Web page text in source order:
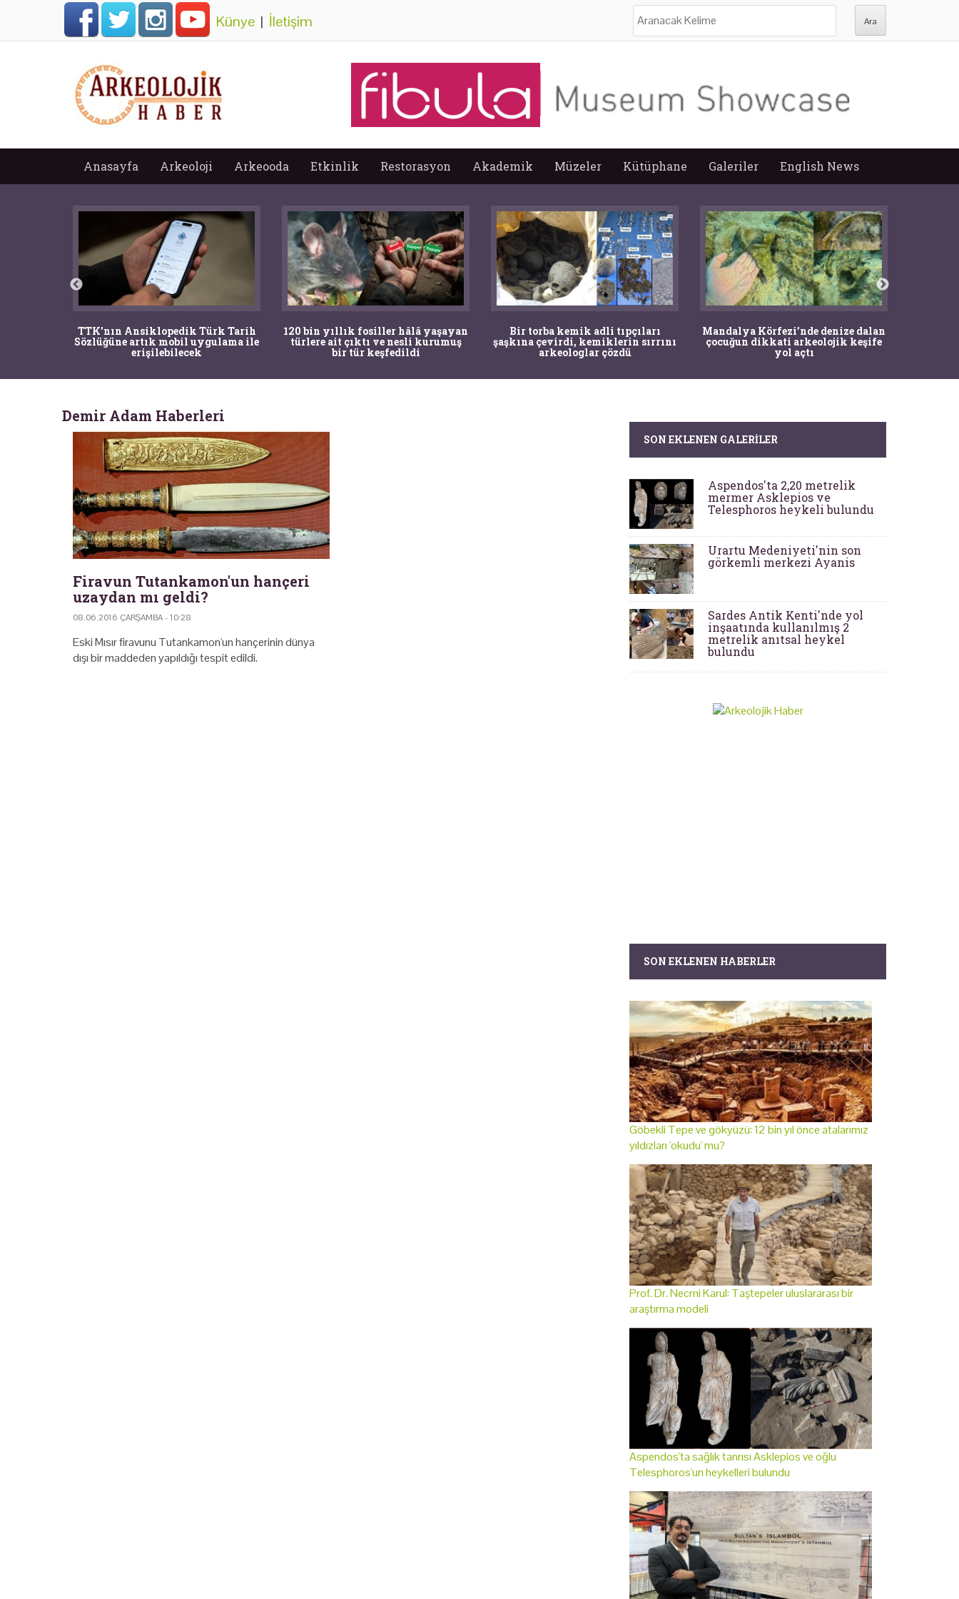
Künye | İletişim
Anasayfa Arkeoloji Arkeooda Etkinlik Restorasyon Akademik Müzeler Kütüphane Galeriler English News
TTK'nın Ansiklopedik Türk Tarih
Sözlüğüne artık mobil uygulama ile
erişilebilecek
120 bin yıllık fosiller hâlâ yaşayan
türlere ait çıktı ve nesli kurumuş
bir tür keşfedildi
Bir torba kemik adli tıpçıları
şaşkına çevirdi, kemiklerin sırrını
arkeologlar çözdü
Mandalya Körfezi’nde denize dalan
çocuğun dikkati arkeolojik keşife
yol açtı
Demir Adam Haberleri
Firavun Tutankamon'un hançeri
uzaydan mı geldi?
08.06.2016 ÇARŞAMBA - 10:28
Eski Mısır firavunu Tutankamon'un hançerinin dünya
dışı bir maddeden yapıldığı tespit edildi.
SON EKLENEN GALERILER
Aspendos'ta 2,20 metrelik
mermer Asklepios ve
Telesphoros heykeli bulundu
Urartu Medeniyeti'nin son
görkemli merkezi Ayanis
Sardes Antik Kenti'nde yol
inşaatında kullanılmış 2
metrelik anıtsal heykel
bulundu
SON EKLENEN HABERLER
Göbekli Tepe ve gökyüzü: 12 bin yıl önce atalarımız
yıldızları 'okudu' mu?
Prof. Dr. Necmi Karul: Taştepeler uluslararası bir
araştırma modeli
Aspendos'ta sağlık tanrısı Asklepios ve oğlu
Telesphoros'un heykelleri bulundu